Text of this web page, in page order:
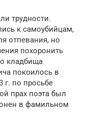
трудности.
к самоубийцам,
отпевания, но
похоронить
кладбища
покоилось в
г. по просьбе
прах поэта был
в фамильном